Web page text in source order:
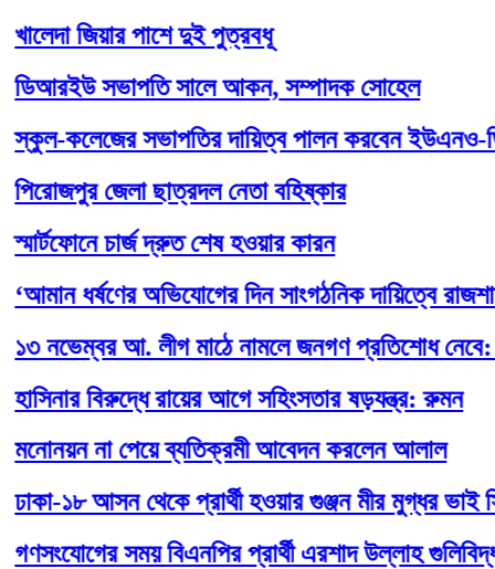
জিয়ার পাশে দুই পুত্রবধূ
সভাপতি সালে আকন, সম্পাদক সোহেল
সভাপতির দায়িত্ব পালন করবেন ইউএনও-ডিসি
জেলা ছাত্রদল নেতা বহিষ্কার
চার্জ দ্রুত শেষ হওয়ার কারন
ধর্ষণের অভিযোগের দিন সাংগঠনিক দায়িত্বে রাজশাহী
আ. লীগ মাঠে নামলে জনগণ প্রতিশোধ নেবে: খান
বিরুদ্ধে রায়ের আগে সহিংসতার ষড়যন্ত্র: রুমন
না পেয়ে ব্যতিক্রমী আবেদন করলেন আলাল
১৮ আসন থেকে প্রার্থী হওয়ার গুঞ্জন মীর মুগ্ধর ভাই
সময় বিএনপির প্রার্থী এরশাদ উল্লাহ গুলিবিদ্ধ